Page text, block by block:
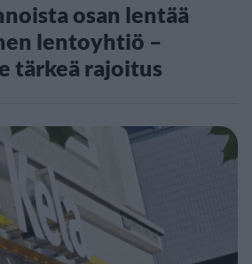
osan lentää
lentoyhtiö –
tärkeä rajoitus